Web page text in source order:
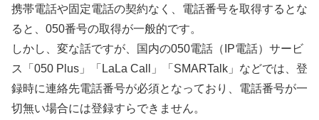
携帯電話や固定電話の契約なく、電話番号を取得するとな
ると、050番号の取得が一般的です。
しかし、変な話ですが、国内の050電話（IP電話）サービ
ス「050 Plus」「LaLa Call」「SMARTalk」などでは、登
録時に連絡先電話番号が必須となっており、電話番号が一
切無い場合には登録すらできません。